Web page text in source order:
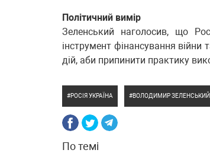
Політичний вимір
Зеленський наголосив, що
інструмент фінансування війни
дій, аби припинити практику
РОСІЯ УКРАЇНА ВОЛОДИМИР ЗЕЛЕНСЬКИЙ
По темі